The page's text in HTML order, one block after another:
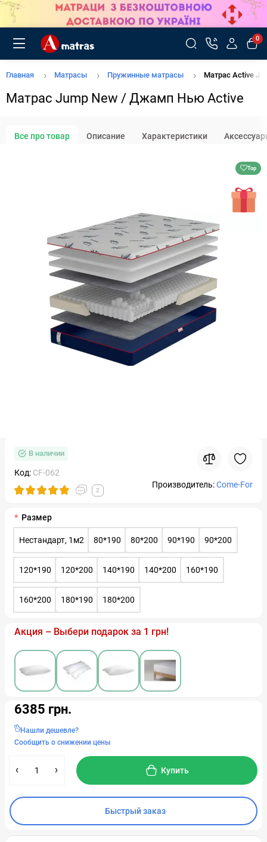
0
Главная Матрасы Пружинные матрасы Матрас Active
Матрас Jump New / Джамп Нью Active
Все про товар Описание Характеристики
Top
В наличии
Код: CF-062
2
Производитель:Come-For
Размер
Нестандарт, 1м2 80*190 80*200 90*190 90*200
120*190 120*200 140*190 140*200 160*190
160*200 180*190 180*200
Акция – Выбери подарок за 1 грн!
6385 грн.
Нашли дешевле?
Сообщить о снижении цены
Купить
Быстрый заказ